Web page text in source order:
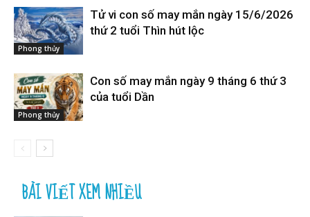
Phong thủy
Tử vi con số may mắn ngày 15/6/2026
thứ 2 tuổi Thìn hút lộc
Phong thủy
Con số may mắn ngày 9 tháng 6 thứ 3
của tuổi Dần
BÀI VIẾT XEM NHIỀU